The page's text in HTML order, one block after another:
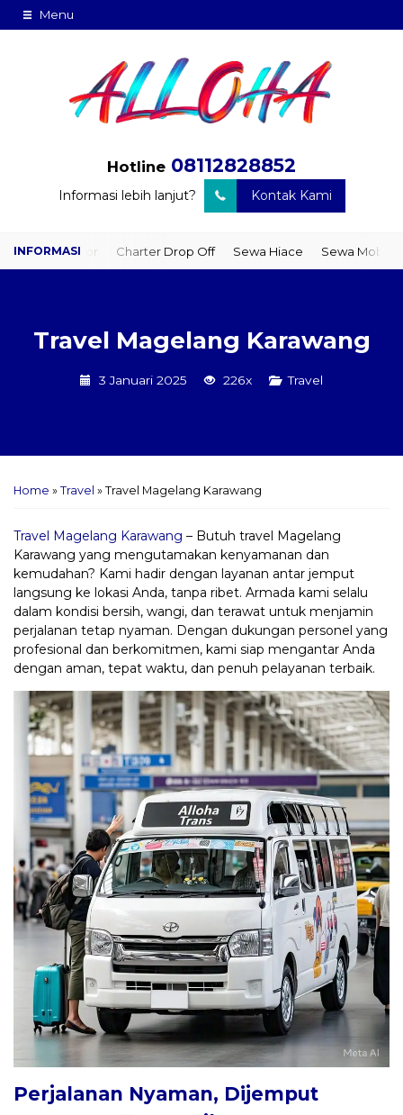
Menu
Hotline 08112828852
Informasi lebih lanjut? Kontak Kami
Door Charter Drop Off Sewa Hiace Sewa Mobil Plus Driver
Travel Magelang Karawang
3 Januari 2025 226x Travel
Home » Travel » Travel Magelang Karawang
Travel Magelang Karawang – Butuh travel Magelang
Karawang yang mengutamakan kenyamanan dan
kemudahan? Kami hadir dengan layanan antar jemput
langsung ke lokasi Anda, tanpa ribet. Armada kami selalu
dalam kondisi bersih, wangi, dan terawat untuk menjamin
perjalanan tetap nyaman. Dengan dukungan personel yang
profesional dan berkomitmen, kami siap mengantar Anda
dengan aman, tepat waktu, dan penuh pelayanan terbaik.
Perjalanan Nyaman, Dijemput